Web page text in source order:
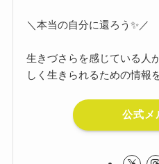
＼本当の自分に還ろう✨／
生きづさらを感じている人
しく生きられるための情報
公式メ